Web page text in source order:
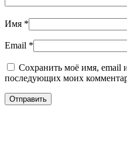
Имя *
Email *
Сохранить моё имя, email
последующих моих